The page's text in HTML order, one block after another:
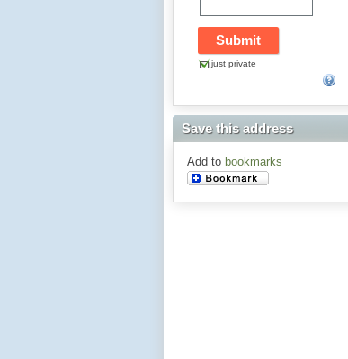
just private
Save this address
Add to bookmarks